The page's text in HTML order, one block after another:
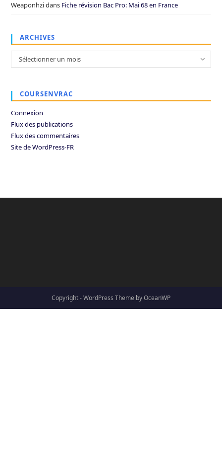
Weaponhzidans Fiche révision Bac Pro: Mai 68 en France
ARCHIVES
Archives
Sélectionner un mois
COURSENVRAC
Connexion
Flux des publications
Flux des commentaires
Site de WordPress-FR
Copyright - WordPress Theme by OceanWP